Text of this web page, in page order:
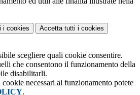
i cookies Accetta tutti i cookies
scegliere quali cookie consentire.
che consentono il funzionamento della
disabilitarli.
necessari al funzionamento potete
.